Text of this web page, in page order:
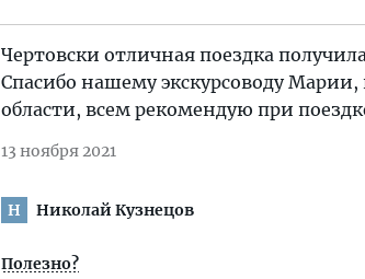
Чертовски отличная поездка
Спасибо нашему экскурсоводу
области, всем рекомендую при
13 ноября 2021
Н Николай Кузнецов
Полезно?